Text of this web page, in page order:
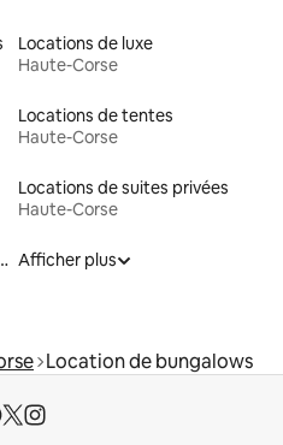
Locations de luxe
Haute-Corse
Locations de tentes
Haute-Corse
Locations de suites privées
Haute-Corse
de vacances Afficher plus
Location de bungalows